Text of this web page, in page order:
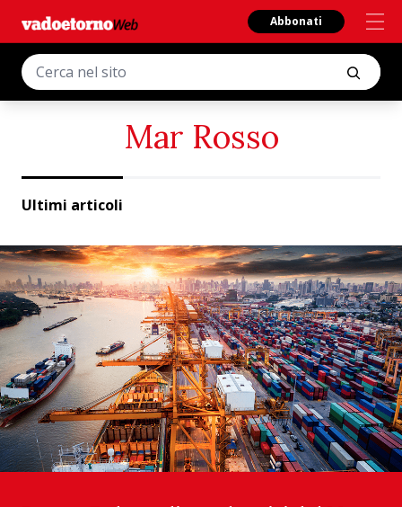
Abbonati
Mar Rosso
Ultimi articoli